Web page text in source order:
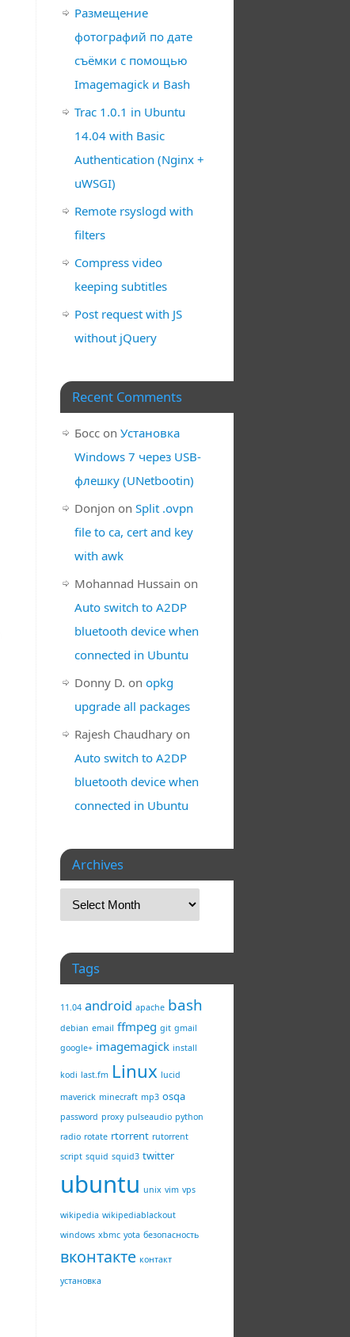
Размещение
фотографий по дате
съёмки с помощью
Imagemagick и Bash
Trac 1.0.1 in Ubuntu
14.04 with Basic
Authentication (Nginx +
uWSGI)
Remote rsyslogd with
filters
Compress video
keeping subtitles
Post request with JS
without jQuery
Recent Comments
Босс on Установка
Windows 7 через USB-
флешку (UNetbootin)
Donjon on Split .ovpn
file to ca, cert and key
with awk
Mohannad Hussain on
Auto switch to A2DP
bluetooth device when
connected in Ubuntu
Donny D. on opkg
upgrade all packages
Rajesh Chaudhary on
Auto switch to A2DP
bluetooth device when
connected in Ubuntu
Archives
Tags
11.04 android apache bash
debian email ffmpeg git gmail
google+ imagemagick install
kodi last.fm Linux lucid
maverick minecraft mp3 osqa
password proxy pulseaudio python
radio rotate rtorrent rutorrent
script squid squid3 twitter
ubuntu unix vim vps
wikipedia wikipediablackout
windows xbmc yota безопасность
вконтакте контакт
установка